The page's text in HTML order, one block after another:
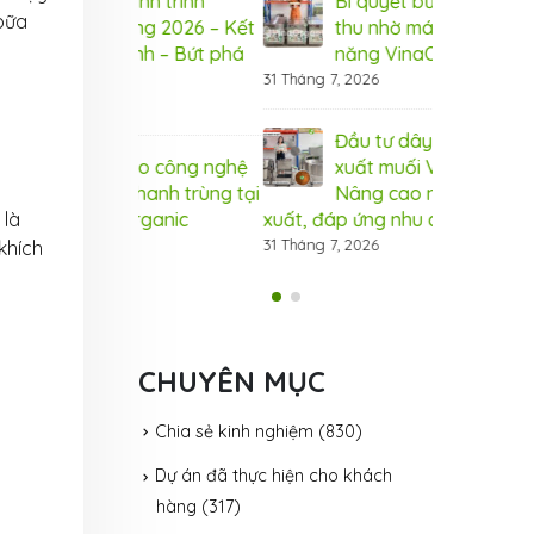
là
2026 – Kết
thu nhờ máy hấp ủ đa
năng VinaOrganic
Đầu tư dây chuyền sản
xuất muối VinaOrganic –
Nâng cao năng lực sản
xuất, đáp ứng nhu cầu thị trường
CHUYÊN MỤC
Chia sẻ kinh nghiệm (830)
Dự án đã thực hiện cho khách
hàng (317)